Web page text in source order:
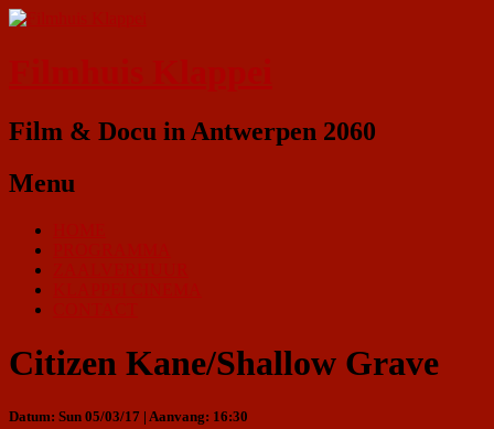
Film & Docu in Antwerpen 2060
Menu
Citizen Kane/Shallow Grave
Datum: Sun 05/03/17 | Aanvang: 16:30